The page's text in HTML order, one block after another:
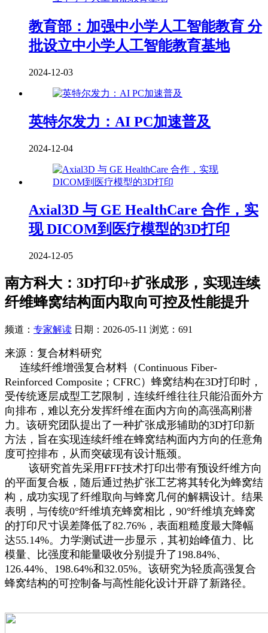
教育部：加强中小学人工智能教育 分
批设立中小学人工智能教育基地
2024-12-03
英特尔发力：AI PC加速普及
2024-12-04
Axial3D 与 GE HealthCare 合作，实
现 DICOM到医疗模型的3D打印
2024-12-05
南方科大：3D打印+扩张成形，实现连续
纤维蜂窝结构面内取向可控及性能提升
频道： 专家解读 日期： 2026-05-11 浏览：691
来源：复合材料研究
连续纤维增强复合材料（Continuous Fiber-
Reinforced Composite；CFRC）蜂窝结构在3D打印时，
受传统逐层成型工艺限制，连续纤维往往只能沿面外方
向排布，难以充分发挥纤维在面内方向的高强高刚潜
力。该研究团队提出了一种扩张成形辅助的3D打印新
方法，旨在实现连续纤维在蜂窝结构面内方向的任意角
度可控排布，从而突破现有设计瓶颈。
该研究首先采用FFF技术打印出带有预设纤维方向
的平面复合板，随后通过热扩张工艺将其转化为蜂窝结
构，成功实现了纤维取向与蜂窝几何的解耦设计。结果
表明，与传统0°纤维填充蜂窝相比，90°纤维填充蜂窝
的打印尺寸误差降低了82.76%，表面粗糙度最大降幅
达55.14%。力学测试进一步显示，其初始峰值力、比
模量、比强度和能量吸收分别提升了198.84%、
126.44%、198.64%和32.05%。该研究为轻质高强复合
蜂窝结构的可控制备与高性能化设计开辟了新路径。